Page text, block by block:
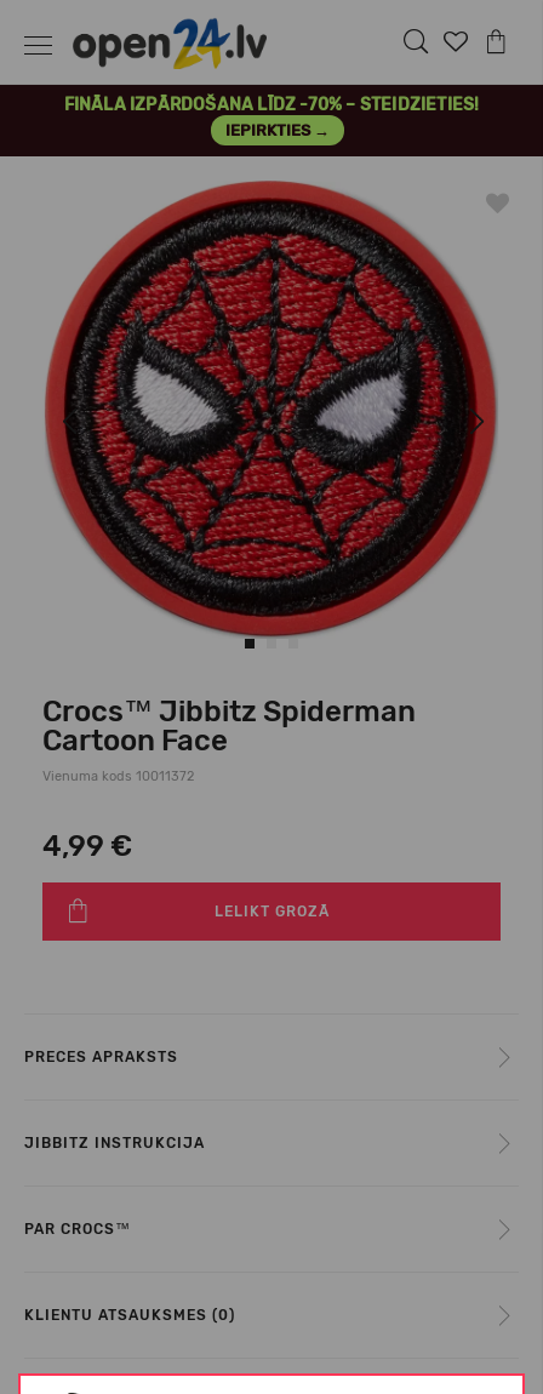
FINĀLA IZPĀRDOŠANA LĪDZ -70% – STEIDZIETIES!
IEPIRKTIES →
Previous Next
Crocs™ Jibbitz Spiderman
Cartoon Face
Vienuma kods 10011372
4,99 €
LELIKT GROZĀ
PRECES APRAKSTS
JIBBITZ INSTRUKCIJA
PAR CROCS™
KLIENTU ATSAUKSMES (0)